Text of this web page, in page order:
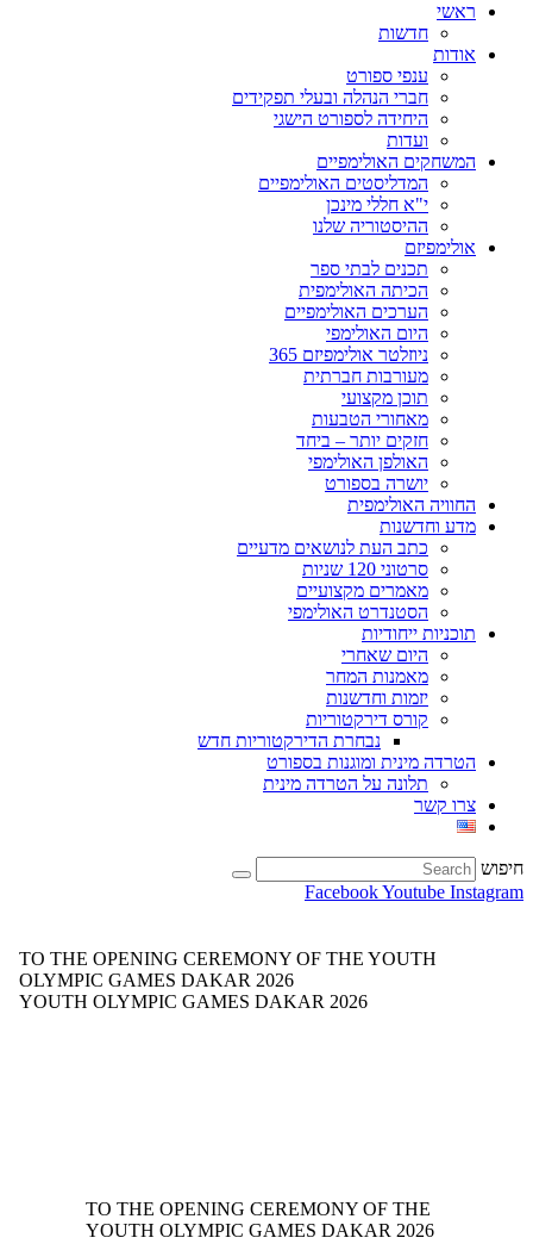
ראשי
חדשות
אודות
ענפי ספורט
חברי הנהלה ובעלי תפקידים
היחידה לספורט הישגי
ועדות
המשחקים האולימפיים
המדליסטים האולימפיים
י"א חללי מינכן
ההיסטוריה שלנו
אולימפיזם
תכנים לבתי ספר
הכיתה האולימפית
הערכים האולימפיים
היום האולימפי
ניוזלטר אולימפיזם 365
מעורבות חברתית
תוכן מקצועי
מאחורי הטבעות
חזקים יותר – ביחד
האולפן האולימפי
יושרה בספורט
החוויה האולימפית
מדע וחדשנות
כתב העת לנושאים מדעיים
סרטוני 120 שניות
מאמרים מקצועיים
הסטנדרט האולימפי
תוכניות ייחודיות
היום שאחרי
מאמנות המחר
יזמות וחדשנות
קורס דירקטוריות
נבחרת הדירקטוריות חדש
הטרדה מינית ומוגנות בספורט
תלונה על הטרדה מינית
צרו קשר
חיפוש
FacebookYoutube Instagram